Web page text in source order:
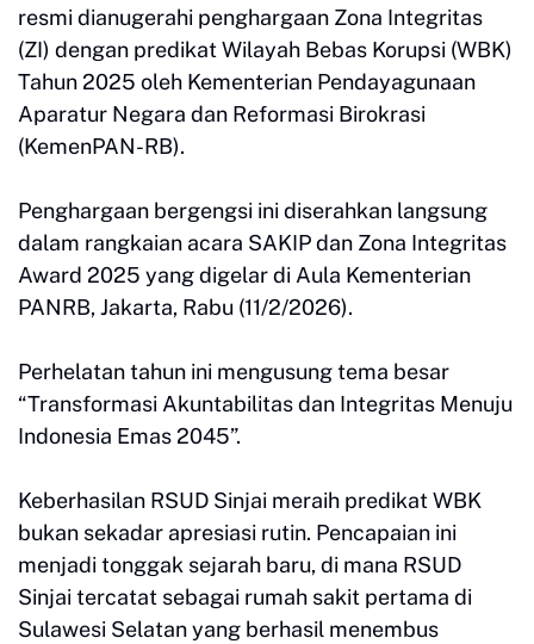
resmi dianugerahi penghargaan Zona Integritas
(ZI) dengan predikat Wilayah Bebas Korupsi (WBK)
Tahun 2025 oleh Kementerian Pendayagunaan
Aparatur Negara dan Reformasi Birokrasi
(KemenPAN-RB).
Penghargaan bergengsi ini diserahkan langsung
dalam rangkaian acara SAKIP dan Zona Integritas
Award 2025 yang digelar di Aula Kementerian
PANRB, Jakarta, Rabu (11/2/2026).
Perhelatan tahun ini mengusung tema besar
“Transformasi Akuntabilitas dan Integritas Menuju
Indonesia Emas 2045”.
Keberhasilan RSUD Sinjai meraih predikat WBK
bukan sekadar apresiasi rutin. Pencapaian ini
menjadi tonggak sejarah baru, di mana RSUD
Sinjai tercatat sebagai rumah sakit pertama di
Sulawesi Selatan yang berhasil menembus